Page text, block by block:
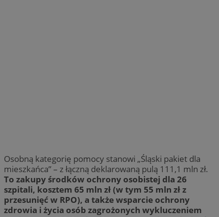
Osobną kategorię pomocy stanowi „Śląski pakiet dla
mieszkańca” – z łączną deklarowaną pulą 111,1 mln zł.
To zakupy środków ochrony osobistej dla 26
szpitali, kosztem 65 mln zł (w tym 55 mln zł z
przesunięć w RPO), a także wsparcie ochrony
zdrowia i życia osób zagrożonych wykluczeniem